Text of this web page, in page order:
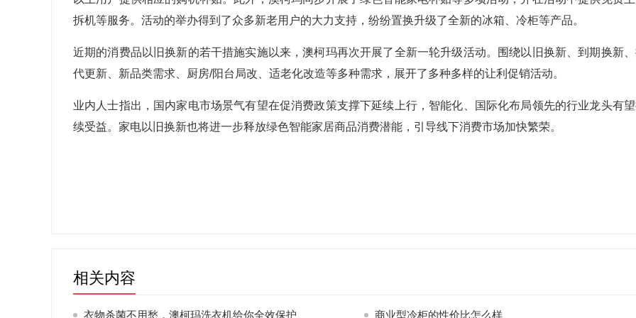
拆机等服务。活动的举办得到了众多新老用户的大力支持，纷纷置换升级了全新的冰箱、冷柜等产品。
近期的消费品以旧换新的若干措施实施以来，澳柯玛再次开展了全新一轮升级活动。围绕以旧换新、到期换新
代更新、新品类需求、厨房/阳台局改、适老化改造等多种需求，展开了多种多样的让利促销活动。
业内人士指出，国内家电市场景气有望在促消费政策支撑下延续上行，智能化、国际化布局领先的行业龙头有
续受益。家电以旧换新也将进一步释放绿色智能家居商品消费潜能，引导线下消费市场加快繁荣。
相关内容
衣物杀菌不用愁，澳柯玛洗衣机给你全效保护 商业型冷柜的性价比怎么样